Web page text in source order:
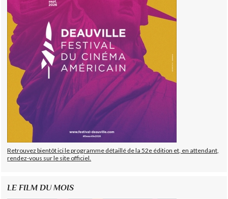
Retrouvez bientôt ici le programme détaillé de la 52e édition et, en attendant,
rendez-vous sur le site officiel.
LE FILM DU MOIS